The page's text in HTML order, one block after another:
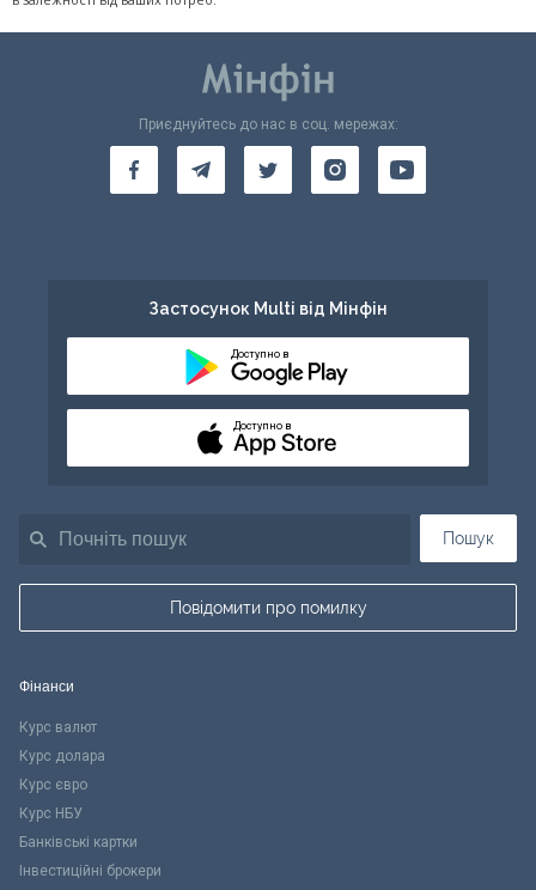
Пошук
Повідомити про помилку
Приєднуйтесь до нас в соц. мережах:
Застосунок Multi від Мінфін
Доступно в
Доступно в
Фінанси
Курс валют
Курс долара
Курс євро
Курс НБУ
Банківські картки
Інвестиційні брокери